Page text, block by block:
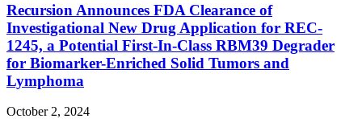
Recursion Announces FDA Clearance of
Investigational New Drug Application for REC-
1245, a Potential First-In-Class RBM39 Degrader
for Biomarker-Enriched Solid Tumors and
Lymphoma
October 2, 2024